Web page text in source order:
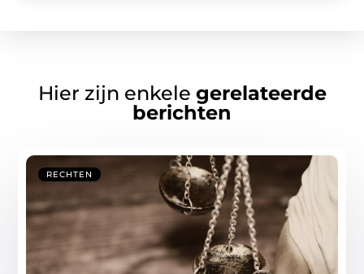
Hier zijn enkele gerelateerde
berichten
RECHTEN